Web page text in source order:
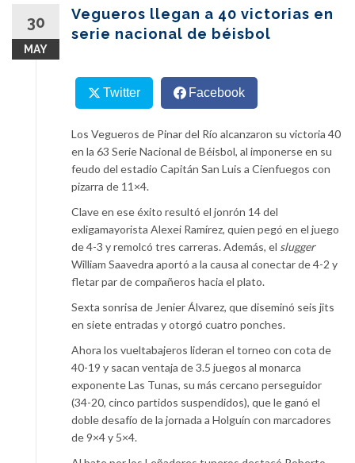
30
MAY
Vegueros llegan a 40 victorias en
serie nacional de béisbol
Twitter Facebook
Los Vegueros de Pinar del Río alcanzaron su victoria 40
en la 63 Serie Nacional de Béisbol, al imponerse en su
feudo del estadio Capitán San Luis a Cienfuegos con
pizarra de 11×4.
Clave en ese éxito resultó el jonrón 14 del
exligamayorista Alexei Ramírez, quien pegó en el juego
de 4-3 y remolcó tres carreras. Además, el slugger
William Saavedra aportó a la causa al conectar de 4-2 y
fletar par de compañeros hacia el plato.
Sexta sonrisa de Jenier Álvarez, que diseminó seis jits
en siete entradas y otorgó cuatro ponches.
Ahora los vueltabajeros lideran el torneo con cota de
40-19 y sacan ventaja de 3.5 juegos al monarca
exponente Las Tunas, su más cercano perseguidor
(34-20, cinco partidos suspendidos), que le ganó el
doble desafío de la jornada a Holguín con marcadores
de 9×4 y 5×4.